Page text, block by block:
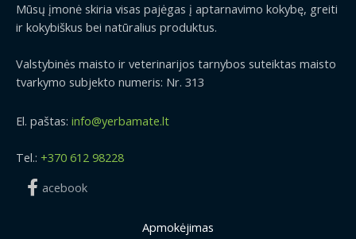
Mūsų įmonė skiria visas pajėgas į aptarnavimo kokybę, greiti
ir kokybiškus bei natūralius produktus.
Valstybinės maisto ir veterinarijos tarnybos suteiktas maisto
tvarkymo subjekto numeris: Nr. 313
El. paštas: info@yerbamate.lt
Tel.: +370 612 98228
acebook
Apmokėjimas